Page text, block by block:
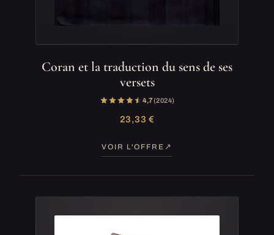
Coran et la traduction du sens de ses
versets
4,7(2 024)
23,33 €
VOIR L'OFFRE